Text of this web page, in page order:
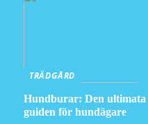
TRÄDGÅRD
Hundburar: Den ultimata
guiden för hundägare